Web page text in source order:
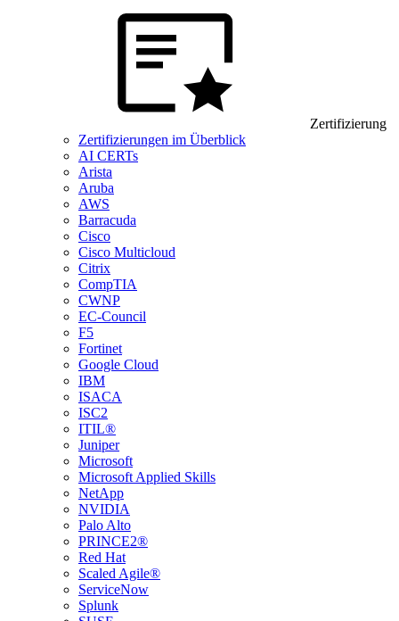
Zertifizierung
Zertifizierungen im Überblick
AI CERTs
Arista
Aruba
AWS
Barracuda
Cisco
Cisco Multicloud
Citrix
CompTIA
CWNP
EC-Council
F5
Fortinet
Google Cloud
IBM
ISACA
ISC2
ITIL®
Juniper
Microsoft
Microsoft Applied Skills
NetApp
NVIDIA
Palo Alto
PRINCE2®
Red Hat
Scaled Agile®
ServiceNow
Splunk